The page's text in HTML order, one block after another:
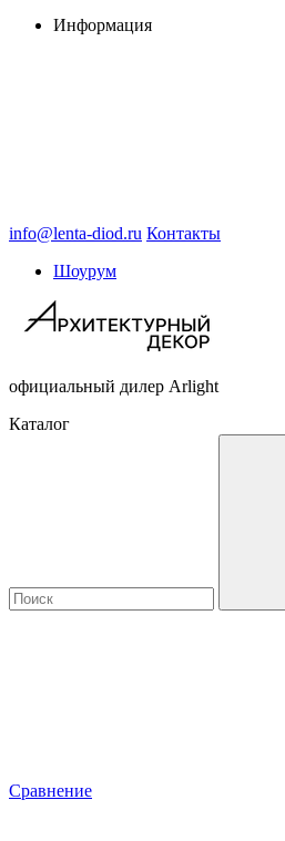
Информация
info@lenta-diod.ru Контакты
Шоурум
официальный дилер Arlight
Каталог
Сравнение